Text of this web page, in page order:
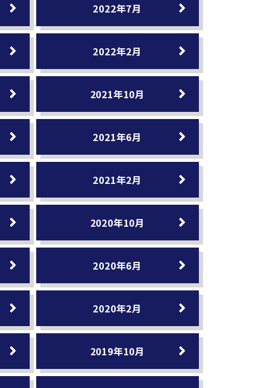
2022年7月
2022年2月
2021年10月
2021年6月
2021年2月
2020年10月
2020年6月
2020年2月
2019年10月